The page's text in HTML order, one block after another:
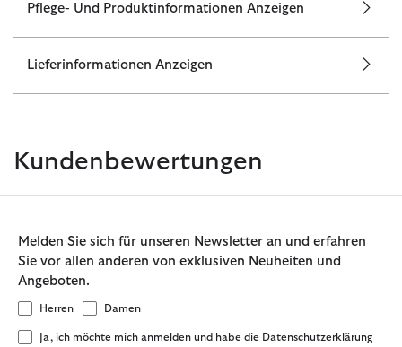
Pflege- Und Produktinformationen Anzeigen
Lieferinformationen Anzeigen
Kundenbewertungen
Melden Sie sich für unseren Newsletter an und erfahren
Sie vor allen anderen von exklusiven Neuheiten und
Angeboten.
Herren Damen
Ja, ich möchte mich anmelden und habe die Datenschutzerklärung